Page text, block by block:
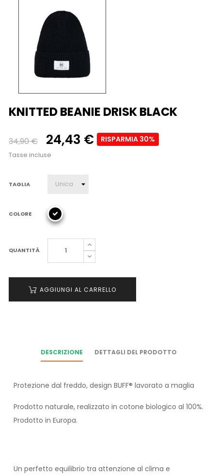
KNITTED BEANIE DRISK BLACK
34,90 € 24,43 € RISPARMIA 30%
Tasse incluse
TAGLIA
COLORE
QUANTITÀ
AGGIUNGI AL CARRELLO
DESCRIZIONE DETTAGLI DEL PRODOTTO
Protezione dal freddo, design BUFF® lavorato a maglia
Prodotto naturale, realizzato in cotone biologico al 100%.
Prodotto in Europa.
Un perfetto equilibrio tra attenzione al clima e